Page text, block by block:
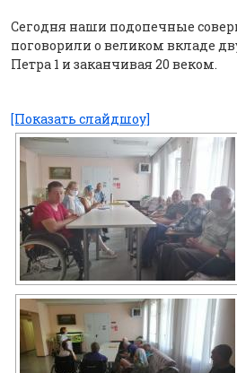
Сегодня наши подопечные
поговорили о великом вкладе
Петра 1 и заканчивая 20 веком.
[Показать слайдшоу]